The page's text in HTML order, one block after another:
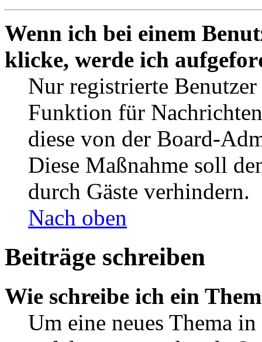
Wenn ich bei einem
klicke, werde ich
Nur registrierte
Funktion für
diese von der Board-
Diese Maßnahme soll
durch Gäste verhindern.
Nach oben
Beiträge schreiben
Wie schreibe ich ein
Um eine neues Thema